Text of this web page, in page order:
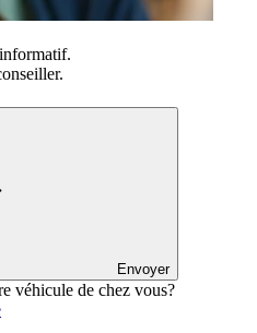
Envoyer
véhicule de chez vous?